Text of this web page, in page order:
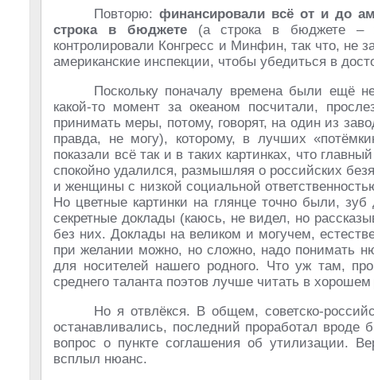
Повторю: финансировали всё от и до
строка в бюджете(а строка в бюджете –
контролировали Конгресс и Минфин, так что, не
американские инспекции, чтобы убедиться в
Поскольку поначалу времена были ещё
какой-то момент за океаном посчитали,
принимать меры, потому, говорят, на один из
правда, не могу), которому, в лучших
показали всё так и в таких картинках, что
спокойно удалился, размышляя о российских
и женщины с низкой социальной
Но цветные картинки на глянце точно были,
секретные доклады (каюсь, не видел, но
без них. Доклады на великом и могучем,
при желании можно, но сложно, надо понимать
для носителей нашего родного. Что уж там,
среднего таланта поэтов лучше читать в
Но я отвлёкся. В общем, советско-
останавливались, последний проработал вроде
вопрос о пункте соглашения об утилизации.
всплыл нюанс.